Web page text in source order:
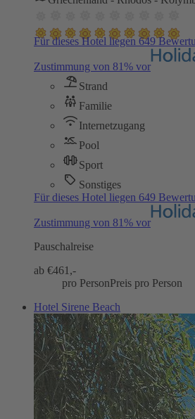
Für dieses Hotel liegen 649
Zustimmung von 81% vor
Strand
Familie
Internetzugang
Pool
Sport
Sonstiges
Für dieses Hotel liegen 649
Zustimmung von 81% vor
Pauschalreise
ab €461,-
pro PersonPreis pro Person
Hotel Sirene Beach